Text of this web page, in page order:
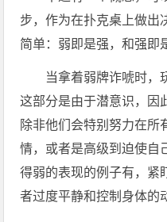
步，作为在扑克桌上做出
简单：弱即是强，和强即
当拿着弱牌诈唬时，
这部分是由于潜意识，因
除非他们会特别努力在所
情，或者是高级到迫使自
得弱的表现的例子有，紧
者过度平静和控制身体的